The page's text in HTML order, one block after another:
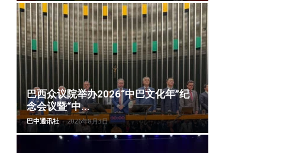
巴西众议院举办2026“中巴文化年”纪
念会议暨“中...
巴中通讯社 - 2026年8月3日